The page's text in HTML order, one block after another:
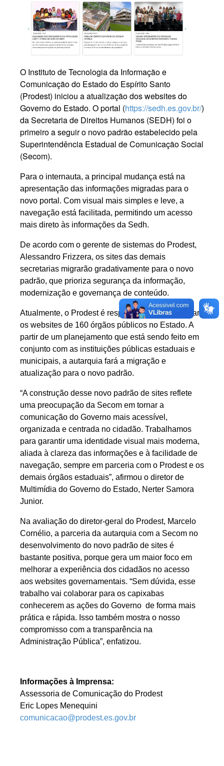
O Instituto de Tecnologia da Informação e
Comunicação do Estado do Espírito Santo
(Prodest) iniciou a atualização dos websites do
Governo do Estado. O portal (https://sedh.es.gov.br/)
da Secretaria de Direitos Humanos (SEDH) foi o
primeiro a seguir o novo padrão estabelecido pela
Superintendência Estadual de Comunicação Social
(Secom).
Para o internauta, a principal mudança está na
apresentação das informações migradas para o
novo portal. Com visual mais simples e leve, a
navegação está facilitada, permitindo um acesso
mais direto às informações da Sedh.
De acordo com o gerente de sistemas do Prodest,
Alessandro Frizzera, os sites das demais
secretarias migrarão gradativamente para o novo
padrão, que prioriza segurança da informação,
modernização e governança de conteúdo.
Atualmente, o Prodest é responsável por gerenciar
os websites de 160 órgãos públicos no Estado. A
partir de um planejamento que está sendo feito em
conjunto com as instituições públicas estaduais e
municipais, a autarquia fará a migração e
atualização para o novo padrão.
“A construção desse novo padrão de sites reflete
uma preocupação da Secom em tornar a
comunicação do Governo mais acessível,
organizada e centrada no cidadão. Trabalhamos
para garantir uma identidade visual mais moderna,
aliada à clareza das informações e à facilidade de
navegação, sempre em parceria com o Prodest e os
demais órgãos estaduais”, afirmou o diretor de
Multimídia do Governo do Estado, Nerter Samora
Junior.
Na avaliação do diretor-geral do Prodest, Marcelo
Cornélio, a parceria da autarquia com a Secom no
desenvolvimento do novo padrão de sites é
bastante positiva, porque gera um maior foco em
melhorar a experiência dos cidadãos no acesso
aos websites governamentais. “Sem dúvida, esse
trabalho vai colaborar para os capixabas
conhecerem as ações do Governo de forma mais
prática e rápida. Isso também mostra o nosso
compromisso com a transparência na
Administração Pública”, enfatizou.
Informações à Imprensa:
Assessoria de Comunicação do Prodest
Eric Lopes Menequini
comunicacao@prodest.es.gov.br